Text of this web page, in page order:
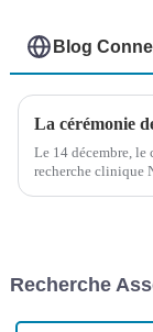
Blog
Le 14 décembre, le
recherche clinique
(cancer du foie)...
Recherche